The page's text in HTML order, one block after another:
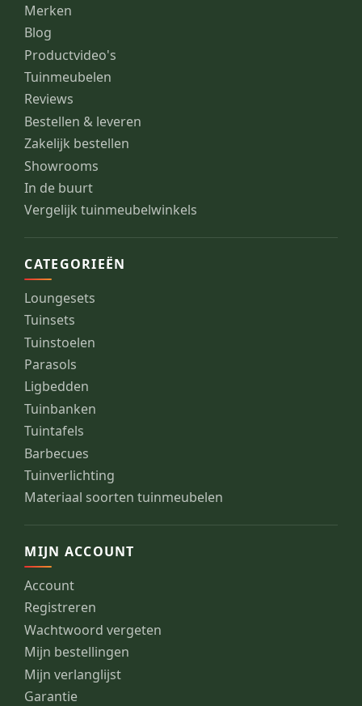
Merken
Blog
Productvideo's
Tuinmeubelen
Reviews
Bestellen & leveren
Zakelijk bestellen
Showrooms
In de buurt
Vergelijk tuinmeubelwinkels
CATEGORIEËN
Loungesets
Tuinsets
Tuinstoelen
Parasols
Ligbedden
Tuinbanken
Tuintafels
Barbecues
Tuinverlichting
Materiaal soorten tuinmeubelen
MIJN ACCOUNT
Account
Registreren
Wachtwoord vergeten
Mijn bestellingen
Mijn verlanglijst
Garantie